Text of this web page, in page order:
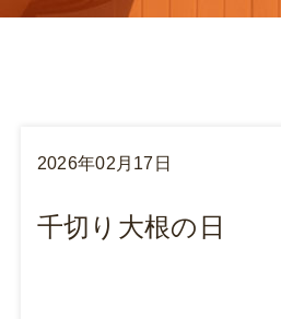
2026年02月17日
千切り大根の日